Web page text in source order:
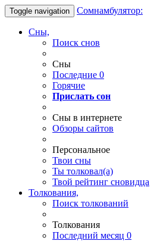
Toggle navigation Сомнамбулятор:
Сны,
Поиск снов
Сны
Последние 0
Горячие
Прислать сон
Сны в интернете
Обзоры сайтов
Персональное
Твои сны
Ты толковал(а)
Твой рейтинг сновидца
Толкования,
Поиск толкований
Толкования
Последний месяц 0